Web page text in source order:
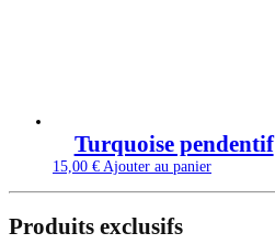
Turquoise pendentif
15,00 € Ajouter au panier
Produits exclusifs